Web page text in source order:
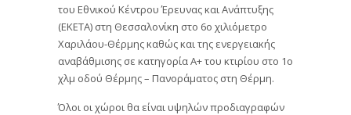
του Εθνικού Κέντρου Έρευνας και Ανάπτυξης
(ΕΚΕΤΑ) στη Θεσσαλονίκη στο 6ο χιλιόμετρο
Χαριλάου-Θέρμης καθώς και της ενεργειακής
αναβάθμισης σε κατηγορία Α+ του κτιρίου στο 1ο
χλμ οδού Θέρμης – Πανοράματος στη Θέρμη.
Όλοι οι χώροι θα είναι υψηλών προδιαγραφών